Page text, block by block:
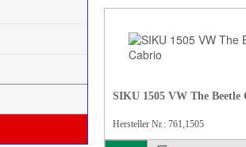
SIKU 1505 VW The Beetle
Hersteller Nr.: 761,1505